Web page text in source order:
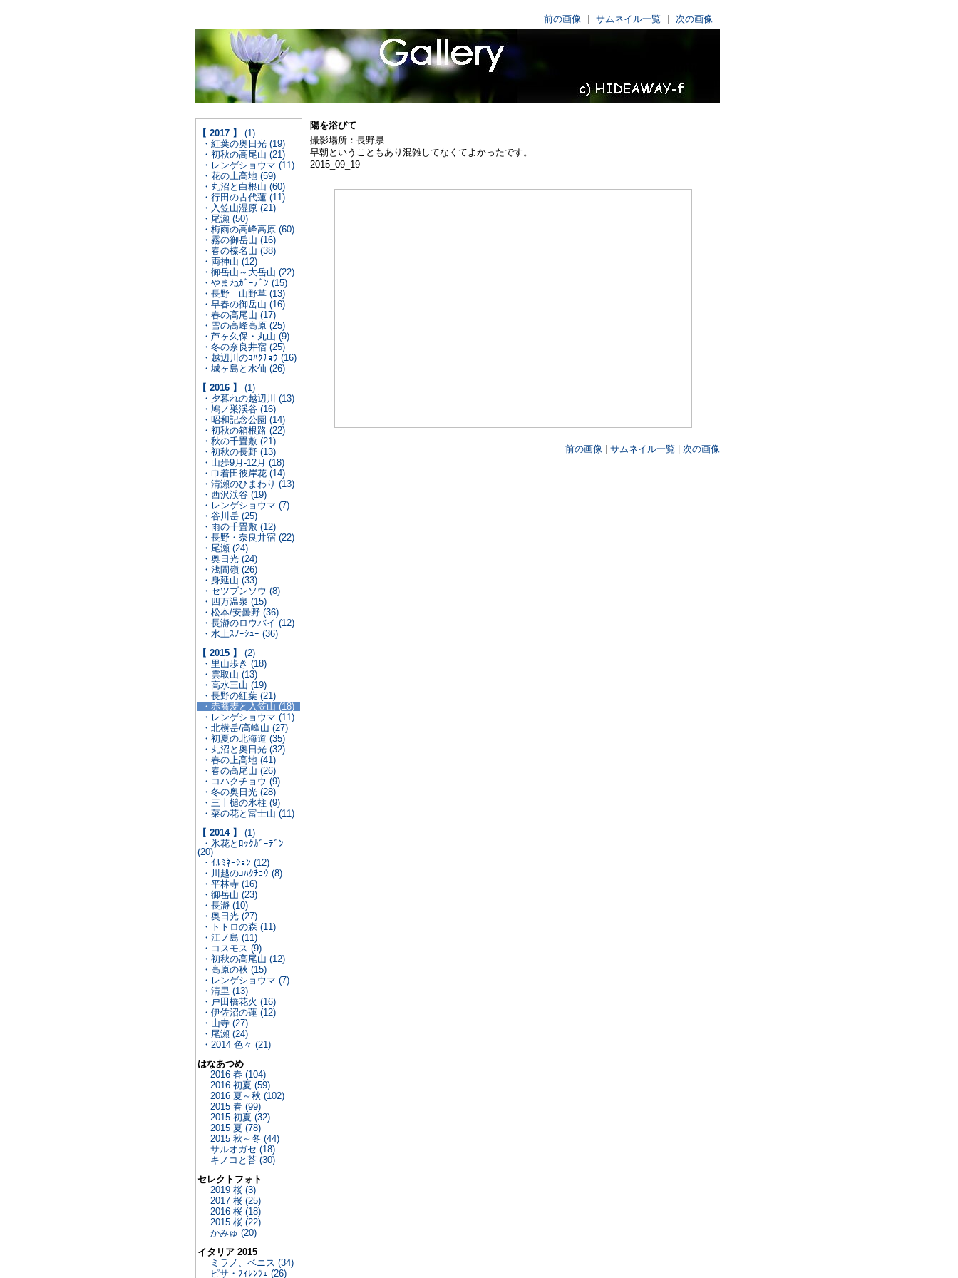
前の画像 サムネイル一覧 次の画像
【 2017 】
(1)
・紅葉の奥日光 (19)
・初秋の高尾山 (21)
・レンゲショウマ (11)
・花の上高地 (59)
・丸沼と白根山 (60)
・行田の古代蓮 (11)
・入笠山湿原 (21)
・尾瀬 (50)
・梅雨の高峰高原 (60)
・霧の御岳山 (16)
・春の榛名山 (38)
・両神山 (12)
・御岳山～大岳山 (22)
・やまねｶﾞｰﾃﾞﾝ (15)
・長野 山野草 (13)
・早春の御岳山 (16)
・春の高尾山 (17)
・雪の高峰高原 (25)
・芦ヶ久保・丸山 (9)
・冬の奈良井宿 (25)
・越辺川のｺﾊｸﾁｮｳ (16)
・城ヶ島と水仙 (26)
【 2016 】
(1)
・夕暮れの越辺川 (13)
・鳩ノ巣渓谷 (16)
・昭和記念公園 (14)
・初秋の箱根路 (22)
・秋の千畳敷 (21)
・初秋の長野 (13)
・山歩9月-12月 (18)
・巾着田彼岸花 (14)
・清瀬のひまわり (13)
・西沢渓谷 (19)
・レンゲショウマ (7)
・谷川岳 (25)
・雨の千畳敷 (12)
・長野・奈良井宿 (22)
・尾瀬 (24)
・奥日光 (24)
・浅間嶺 (26)
・身延山 (33)
・セツブンソウ (8)
・四万温泉 (15)
・松本/安曇野 (36)
・長瀞のロウバイ (12)
・水上ｽﾉｰｼｭｰ (36)
【 2015 】
(2)
・里山歩き (18)
・雲取山 (13)
・高水三山 (19)
・長野の紅葉 (21)
・赤蕎麦と入笠山 (18)
・レンゲショウマ (11)
・北横岳/高峰山 (27)
・初夏の北海道 (35)
・丸沼と奥日光 (32)
・春の上高地 (41)
・春の高尾山 (26)
・コハクチョウ (9)
・冬の奥日光 (28)
・三十槌の氷柱 (9)
・菜の花と富士山 (11)
【 2014 】
(1)
・氷花とﾛｯｸｶﾞｰﾃﾞﾝ
(20)
・ｲﾙﾐﾈｰｼｮﾝ (12)
・川越のｺﾊｸﾁｮｳ (8)
・平林寺 (16)
・御岳山 (23)
・長瀞 (10)
・奥日光 (27)
・トトロの森 (11)
・江ノ島 (11)
・コスモス (9)
・初秋の高尾山 (12)
・高原の秋 (15)
・レンゲショウマ (7)
・清里 (13)
・戸田橋花火 (16)
・伊佐沼の蓮 (12)
・山寺 (27)
・尾瀬 (24)
・2014 色々 (21)
はなあつめ
2016 春 (104)
2016 初夏 (59)
2016 夏～秋 (102)
2015 春 (99)
2015 初夏 (32)
2015 夏 (78)
2015 秋～冬 (44)
サルオガセ (18)
キノコと苔 (30)
セレクトフォト
2019 桜 (3)
2017 桜 (25)
2016 桜 (18)
2015 桜 (22)
かみゅ (20)
イタリア 2015
ミラノ、ベニス (34)
ピサ・ﾌｨﾚﾝﾂｪ (26)
陽を浴びて
撮影場所：長野県
早朝ということもあり混雑してなくてよかったです。
2015_09_19
前の画像 サムネイル一覧 次の画像